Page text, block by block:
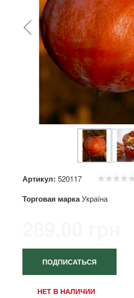
Артикул: 520117
Торговая маркаУкраїна
ПОДПИСАТЬСЯ
НЕТ В НАЛИЧИИ